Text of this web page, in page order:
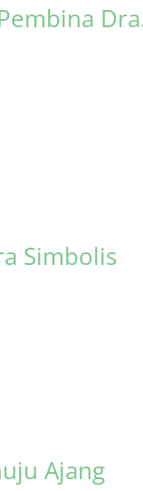
Simbolis
Ajang